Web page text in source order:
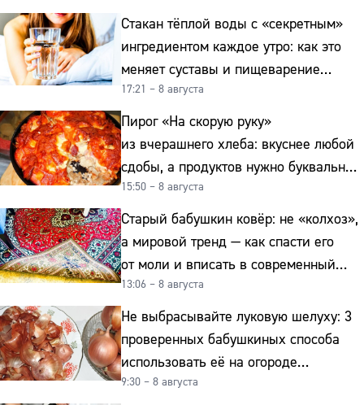
Стакан тёплой воды с «секретным»
ингредиентом каждое утро: как это
меняет суставы и пищеварение
после 50
17:21 – 8 августа
Пирог «На скорую руку»
из вчерашнего хлеба: вкуснее любой
сдобы, а продуктов нужно буквально
копейки
15:50 – 8 августа
Старый бабушкин ковёр: не «колхоз»,
а мировой тренд — как спасти его
от моли и вписать в современный
интерьер
13:06 – 8 августа
Не выбрасывайте луковую шелуху: 3
проверенных бабушкиных способа
использовать её на огороде
и для здоровья этой зимой
9:30 – 8 августа